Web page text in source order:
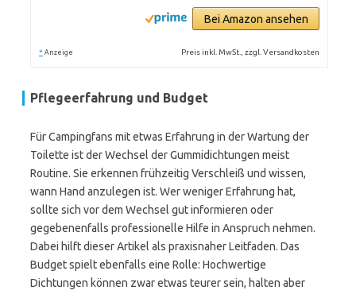
Bei Amazon ansehen
* Anzeige Preis inkl. MwSt., zzgl. Versandkosten
Pflegeerfahrung und Budget
Für Campingfans mit etwas Erfahrung in der Wartung der
Toilette ist der Wechsel der Gummidichtungen meist
Routine. Sie erkennen frühzeitig Verschleiß und wissen,
wann Hand anzulegen ist. Wer weniger Erfahrung hat,
sollte sich vor dem Wechsel gut informieren oder
gegebenenfalls professionelle Hilfe in Anspruch nehmen.
Dabei hilft dieser Artikel als praxisnaher Leitfaden. Das
Budget spielt ebenfalls eine Rolle: Hochwertige
Dichtungen können zwar etwas teurer sein, halten aber